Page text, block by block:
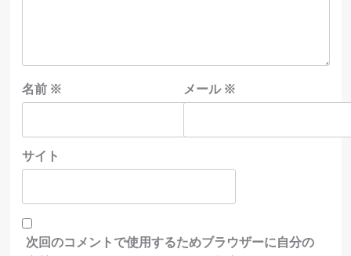
名前 ※ メール ※
サイト
次回のコメントで使用するためブラウザーに自分の